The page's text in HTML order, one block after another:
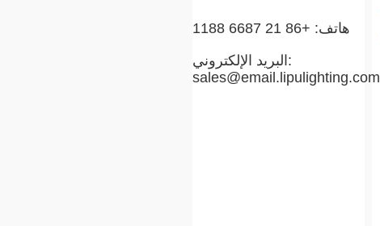
هاتف: +86 21 6687 1188
البريد الإلكتروني:
sales@email.lipulighting.com